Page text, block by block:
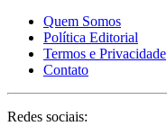
Quem Somos
Política Editorial
Termos e Privacidade
Contato
Redes sociais: